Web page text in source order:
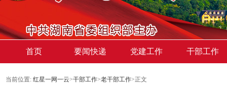
首页 要闻快递 党建工作 干部工作
当前位置: 红星一网一云>干部工作>老干部工作>正文